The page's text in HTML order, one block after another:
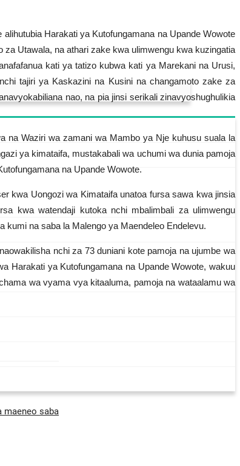
Harakati ya Kutofungamana na Upande Wowote
Utawala, na athari zake kwa ulimwengu kwa kuzingatia
kati ya tatizo kubwa kati ya Marekani na Urusi,
tajiri ya Kaskazini na Kusini na changamoto zake za
nao, na pia jinsi serikali zinavyoshughulikia
na Waziri wa zamani wa Mambo ya Nje kuhusu suala la
ya kimataifa, mustakabali wa uchumi wa dunia pamoja
na Upande Wowote.
kwa Uongozi wa Kimataifa unatoa fursa sawa kwa jinsia
kwa watendaji kutoka nchi mbalimbali za ulimwengu
kumi na saba la Malengo ya Maendeleo Endelevu.
nchi za 73 duniani kote pamoja na ujumbe wa
Harakati ya Kutofungamana na Upande Wowote, wakuu
wa vyama vya kitaaluma, pamoja na wataalamu wa
maeneo saba